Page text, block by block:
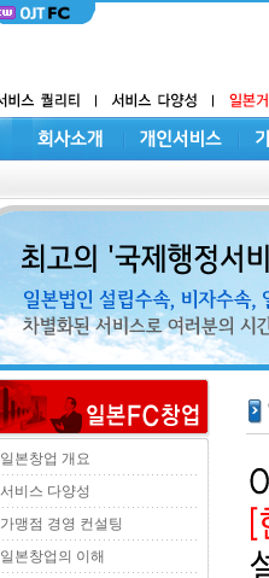
일본창업 개요
서비스 다양성
가맹점 경영 컨설팅
일본창업의 이해